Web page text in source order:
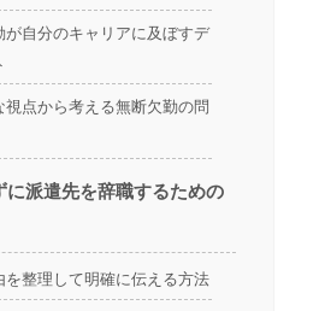
が自分のキャリアに及ぼすデ
視点から考える無断欠勤の問
に派遣先を辞職するための
を整理して明確に伝える方法